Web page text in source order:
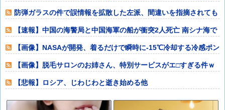
解を拒む」「ミ
防弾ガラスの件で誤情報を拡散した左派、間違いを指摘されても
頑として認めな
【速報】中国の海警局と中国海軍の船が衝突2人死亡 南シナ海で
フィリピン船
【画像】NASAが開発、着るだけで瞬時に-15℃冷却する冷感ポン
チョが3
【画像】脱毛サロンのお姉さん、特別サービスがエ□すぎる件ｗ
ｗｗｗｗｗ他
【悲報】ロシア、じわじわと逝き始める他